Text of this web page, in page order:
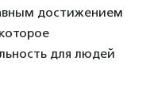
достижением
для людей